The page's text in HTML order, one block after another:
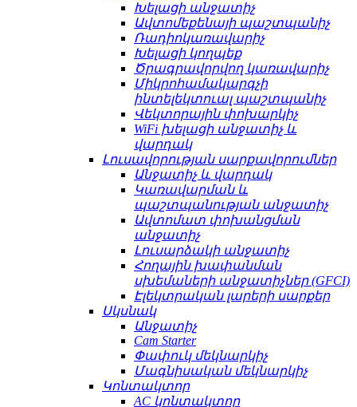
Խելացի անջատիչ
Ավտոմեքենայի պաշտպանիչ
Ռադիոկառավարիչ
Խելացի կողպեք
Ծրագրավորվող կառավարիչ
Միկրոհամակարգչի
ինտելեկտուալ պաշտպանիչ
Վեկտորային փոխարկիչ
WiFi խելացի անջատիչ և
վարդակ
Լուսավորության սարքավորումներ
Անջատիչ և վարդակ
Կառավարման և
պաշտպանության անջատիչ
Ավտոմատ փոխանցման
անջատիչ
Լուսարձակի անջատիչ
Հողային խափանման
սխեմաների անջատիչներ (GFCI)
Էլեկտրական լարերի սարքեր
Սկսնակ
Անջատիչ
Cam Starter
Փափուկ մեկնարկիչ
Մագնիսական մեկնարկիչ
Կոնտակտոր
AC կոնտակտոր